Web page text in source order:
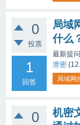
0
投票
1
回答
局域
什么
最新提问
泄密 (
局域网
0
机密